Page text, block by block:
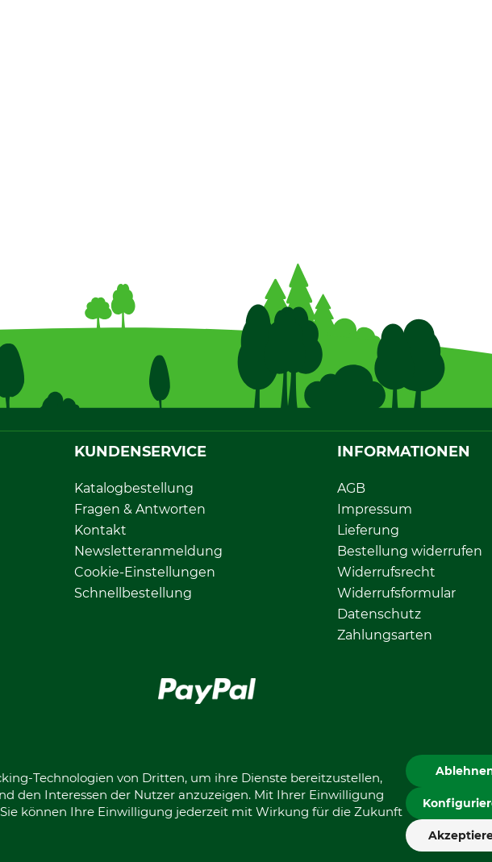
KUNDENSERVICE
Katalogbestellung
Fragen & Antworten
Kontakt
Newsletteranmeldung
Cookie-Einstellungen
Schnellbestellung
INFORMATIONEN
AGB
Impressum
Lieferung
Bestellung widerrufen
Widerrufsrecht
Widerrufsformular
Datenschutz
Zahlungsarten
*Alle Preise in Euro
Technologien von Dritten, um ihre Dienste bereitzustellen,
den Interessen der Nutzer anzuzeigen. Mit Ihrer Einwilligung
können Ihre Einwilligung jederzeit mit Wirkung für die Zukunft